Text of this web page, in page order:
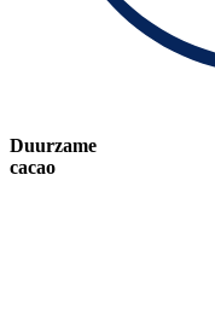
Duurzame
cacao